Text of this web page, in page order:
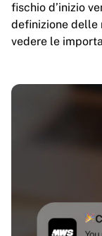
fischio d’inizio
definizione delle
vedere le